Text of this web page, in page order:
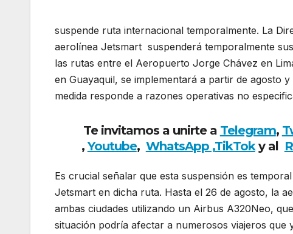
suspende ruta internacional temporalmente. La
aerolínea Jetsmart suspenderá temporalmente
las rutas entre el Aeropuerto Jorge Chávez en
en Guayaquil, se implementará a partir de agosto
medida responde a razones operativas no
Te invitamos a unirte a Telegram,
,Youtube, WhatsApp ,TikToky al
Es crucial señalar que esta suspensión es
Jetsmart en dicha ruta. Hasta el 26 de agosto, la
ambas ciudades utilizando un Airbus A320Neo,
situación podría afectar a numerosos viajeros que